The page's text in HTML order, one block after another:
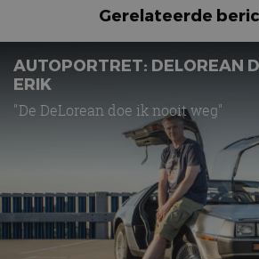
Gerelateerde
AUTOPORTRET: DELOREAN
ERIK
"De DeLorean doe ik nooit weg"